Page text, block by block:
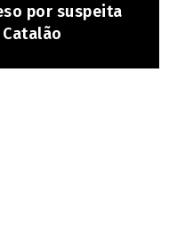
por suspeita